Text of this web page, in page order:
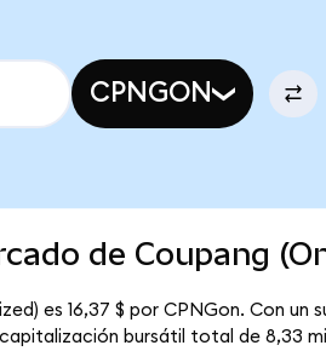
CPNGON
de Coupang
es 16,37 $ por CPNGon. Con
bursátil total de 8,33